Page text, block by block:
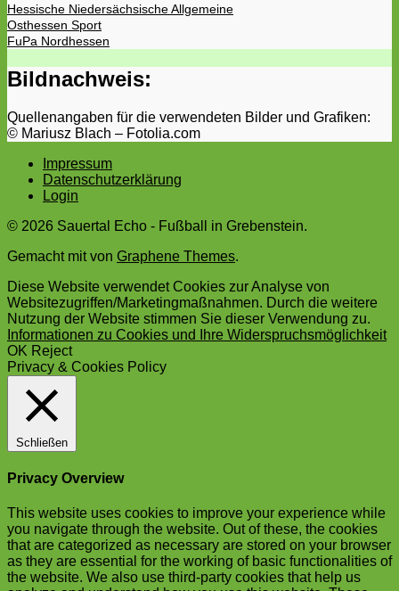
Hessische Niedersächsische Allgemeine
Osthessen Sport
FuPa Nordhessen
Bildnachweis:
Quellenangaben für die verwendeten Bilder und Grafiken:
© Mariusz Blach – Fotolia.com
Impressum
Datenschutzerklärung
Login
© 2026 Sauertal Echo - Fußball in Grebenstein.
Gemacht mitvon Graphene Themes.
Diese Website verwendet Cookies zur Analyse von
Websitezugriffen/Marketingmaßnahmen. Durch die weitere
Nutzung der Website stimmen Sie dieser Verwendung zu.
Informationen zu Cookies und Ihre Widerspruchsmöglichkeit
OK Reject
Privacy & Cookies Policy
Schließen
Privacy Overview
This website uses cookies to improve your experience while
you navigate through the website. Out of these, the cookies
that are categorized as necessary are stored on your browser
as they are essential for the working of basic functionalities of
the website. We also use third-party cookies that help us